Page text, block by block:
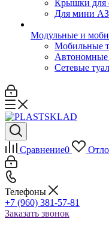
Крышки для
Для мини
Модульные и
Мобильные
Автономные
Сетевые
Сравнение0
Телефоны
+7 (960) 381-57-81
Заказать звонок